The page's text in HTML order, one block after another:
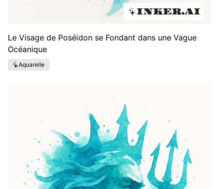
Le Visage de Poséidon se Fondant dans une Vague
Océanique
Aquarelle